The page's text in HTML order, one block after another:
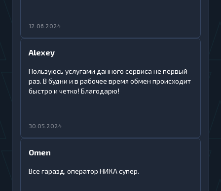
12.06.2024
Alexey
Пользуюсь услугами данного сервиса не первый
раз. В будни и в рабочее время обмен происходит
быстро и четко! Благодарю!
30.05.2024
Omen
Все гаразд, оператор НИКА супер.